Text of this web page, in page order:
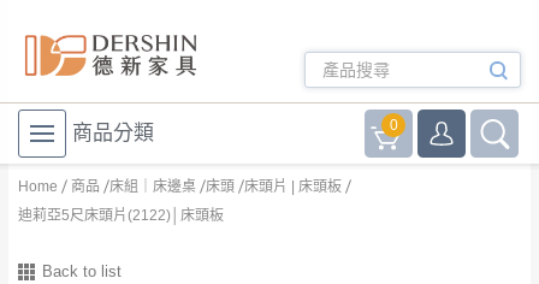
商品分類 0
Home 商品 床組｜床邊桌 床頭
床頭片 | 床頭板
迪莉亞5尺床頭片(2122)│床頭板
Back to list